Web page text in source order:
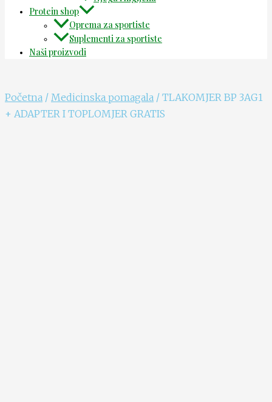
Protein shop
Oprema za sportiste
Suplementi za sportiste
Naši proizvodi
Početna / Medicinska pomagala / TLAKOMJER BP 3AG1
+ ADAPTER I TOPLOMJER GRATIS